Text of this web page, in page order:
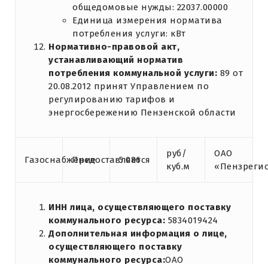
общедомовые нужды: 22037.00000
Единица измерения норматива
потребления услуги: кВт
Нормативно-правовой акт,
устанавливающий норматив
потребления коммунальной услуги: 89 от
20.08.2012 принят Управлением по
регулированию тарифов и
энергосбережению Пензенской области
ГазоснабжениеПредоставляется
5.086
руб/
куб.м
ОАО
ИНН лица, осуществляющего поставку
коммунального ресурса: 5834019424
Дополнительная информация о лице,
осуществляющего поставку
коммунального ресурса:ОАО